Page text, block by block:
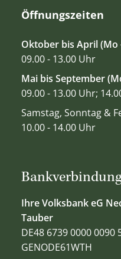
Ihre Volksbank eG
Tauber
DE48 6739 0000 0090
GENODE61WTH
Öffnungszeiten
Oktober bis April (Mo
09.00 - 13.00 Uhr
Mai bis September
09.00 - 13.00 Uhr;
Samstag, Sonntag &
10.00 - 14.00 Uhr